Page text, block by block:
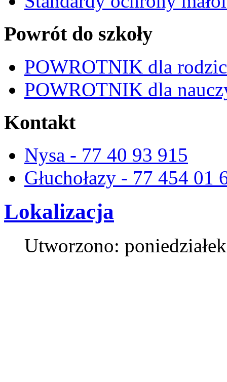
Powrót do szkoły
POWROTNIK dla
POWROTNIK dla
Kontakt
Nysa - 77 40 93 915
Głuchołazy - 77 454 01
Lokalizacja
Utworzono: